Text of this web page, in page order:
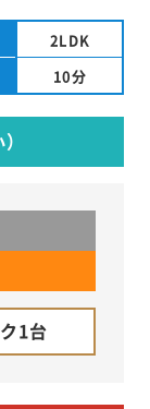
2LDK
10分
1台